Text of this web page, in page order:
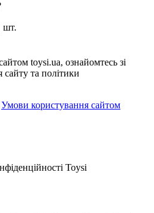
шт.
toysi.ua, ознайомтесь зі
та політики
Умови користування сайтом
Toysi